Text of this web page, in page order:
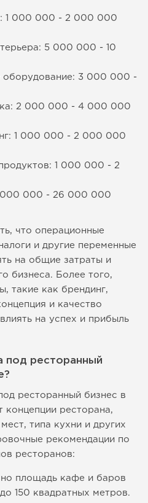
1 000 000 - 2 000 000
5 000 000 - 10
оборудование: 3 000 000 -
2 000 000 - 4 000 000
1 000 000 - 2 000 000
1 000 000 - 2
000 000 - 26 000 000
что операционные
и другие переменные
на общие затраты и
бизнеса. Более того,
такие как брендинг,
и качество
на успех и прибыль
под ресторанный
ресторанный бизнес в
концепции ресторана,
типа кухни и других
рекомендации по
ресторанов:
площадь кафе и баров
150 квадратных метров.